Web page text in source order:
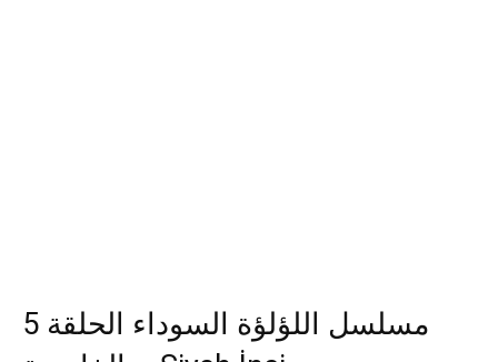
مسلسل اللؤلؤة السوداء الحلقة 5